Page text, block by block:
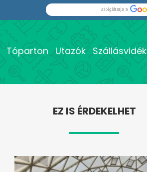
Tóparton Utazók Szállásvidék
EZ IS ÉRDEKELHET